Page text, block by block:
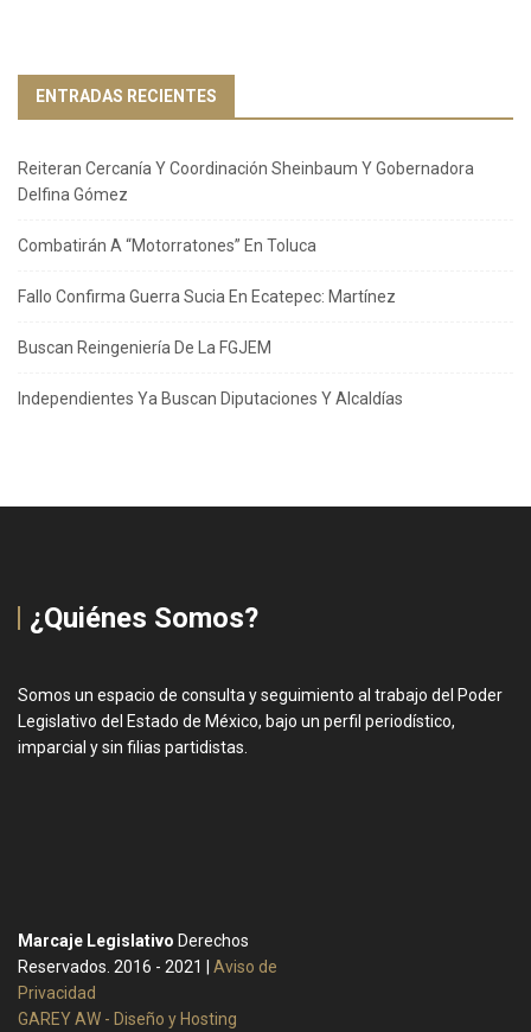
ENTRADAS RECIENTES
Reiteran Cercanía Y Coordinación Sheinbaum Y Gobernadora
Delfina Gómez
Combatirán A “Motorratones” En Toluca
Fallo Confirma Guerra Sucia En Ecatepec: Martínez
Buscan Reingeniería De La FGJEM
Independientes Ya Buscan Diputaciones Y Alcaldías
¿Quiénes Somos?
Somos un espacio de consulta y seguimiento al trabajo del Poder
Legislativo del Estado de México, bajo un perfil periodístico,
imparcial y sin filias partidistas.
Marcaje Legislativo Derechos
Reservados. 2016 - 2021 | Aviso de
Privacidad
GAREY AW - Diseño y Hosting